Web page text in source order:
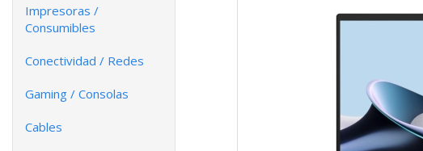
Impresoras /
Consumibles
Conectividad / Redes
Gaming / Consolas
Cables